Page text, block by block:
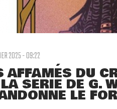
2025 - 09:22
AFFAMÉS DU
SÉRIE DE G.
LE